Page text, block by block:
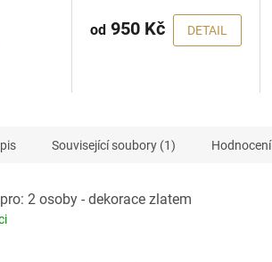
od950 Kč DETAIL
Související soubory (1) Hodnocení
2 osoby - dekorace zlatem